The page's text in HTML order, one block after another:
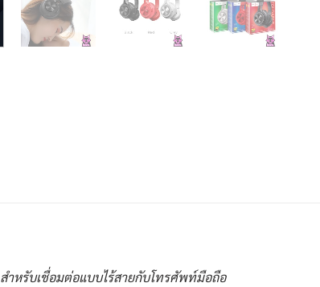
สำหรับเชื่อมต่อแบบไร้สายกับโทรศัพท์มือถือ